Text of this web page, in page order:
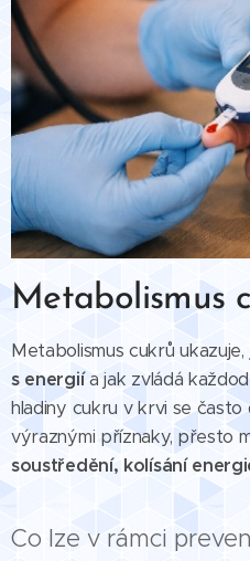
Metabolismus
Metabolismus cukrů ukazuje,
s energiía jak zvládá
hladiny cukru v krvi se často
výraznými příznaky, přesto
soustředění, kolísání
Co lze v rámci